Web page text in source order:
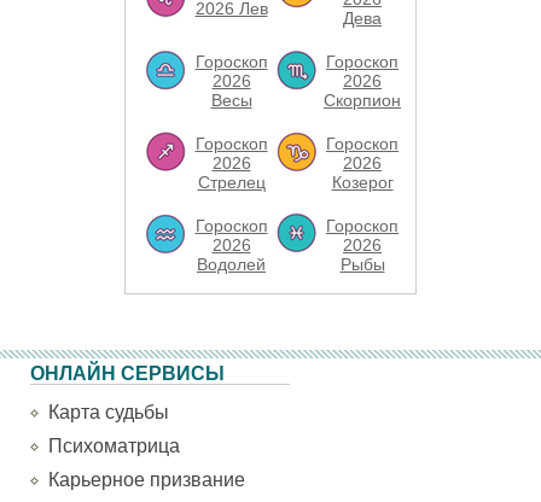
2026 Лев
Дева
Гороскоп
2026
Весы
Гороскоп
2026
Скорпион
Гороскоп
2026
Стрелец
Гороскоп
2026
Козерог
Гороскоп
2026
Водолей
Гороскоп
2026
Рыбы
ОНЛАЙН СЕРВИСЫ
Карта судьбы
Психоматрица
Карьерное призвание